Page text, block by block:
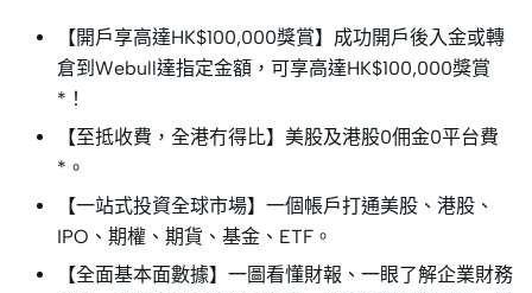
【開戶享高達HK$100,000獎賞】成功開戶後入金或轉
倉到Webull達指定金額，可享高達HK$100,000獎賞
*！
【至抵收費，全港冇得比】美股及港股0佣金0平台費
*。
【一站式投資全球市場】一個帳戶打通美股、港股、
IPO、期權、期貨、基金、ETF。
【全面基本面數據】一圖看懂財報、一眼了解企業財務